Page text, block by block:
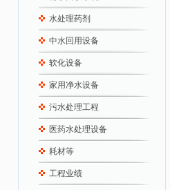
水处理药剂
中水回用设备
软化设备
家用净水设备
污水处理工程
医药水处理设备
耗材等
工程业绩